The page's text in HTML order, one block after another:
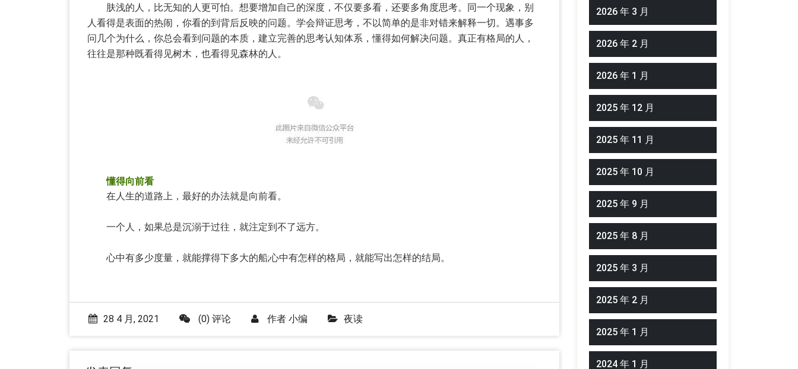
肤浅的人，比无知的人更可怕。想要增加自己的深度，不仅要多看，还要多角度思考。同一个现象，别
人看得是表面的热闹，你看的到背后反映的问题。学会辩证思考，不以简单的是非对错来解释一切。遇事多
问几个为什么，你总会看到问题的本质，建立完善的思考认知体系，懂得如何解决问题。真正有格局的人，
往往是那种既看得见树木，也看得见森林的人。
懂得向前看
在人生的道路上，最好的办法就是向前看。
一个人，如果总是沉溺于过往，就注定到不了远方。
心中有多少度量，就能撑得下多大的船;心中有怎样的格局，就能写出怎样的结局。
28 4 月, 2021 (0) 评论 作者 小编 夜读
2026 年 3 月
2026 年 2 月
2026 年 1 月
2025 年 12 月
2025 年 11 月
2025 年 10 月
2025 年 9 月
2025 年 8 月
2025 年 3 月
2025 年 2 月
2025 年 1 月
2024 年 1 月